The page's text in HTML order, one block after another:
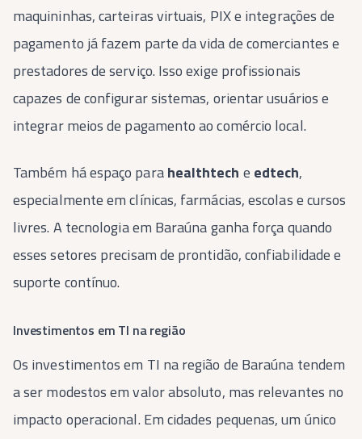
maquininhas, carteiras virtuais, PIX e integrações de
pagamento já fazem parte da vida de comerciantes e
prestadores de serviço. Isso exige profissionais
capazes de configurar sistemas, orientar usuários e
integrar meios de pagamento ao comércio local.
Também há espaço parahealthtech e edtech,
especialmente em clínicas, farmácias, escolas e cursos
livres. A tecnologia em Baraúna ganha força quando
esses setores precisam de prontidão, confiabilidade e
suporte contínuo.
Investimentos em TI na região
Os investimentos em TI na região de Baraúna tendem
a ser modestos em valor absoluto, mas relevantes no
impacto operacional. Em cidades pequenas, um único